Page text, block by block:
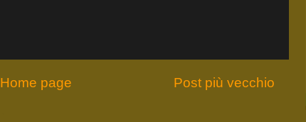
Post più vecchio
Home page